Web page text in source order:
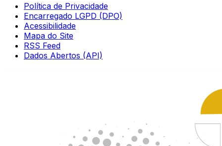
Política de Privacidade
Encarregado LGPD (DPO)
Acessibilidade
Mapa do Site
RSS Feed
Dados Abertos (API)